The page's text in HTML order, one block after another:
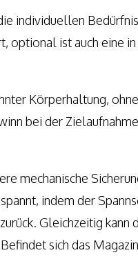
individuellen
optional ist auch eine in
Körperhaltung,
bei der
mechanische
indem der
Gleichzeitig kann
sich das